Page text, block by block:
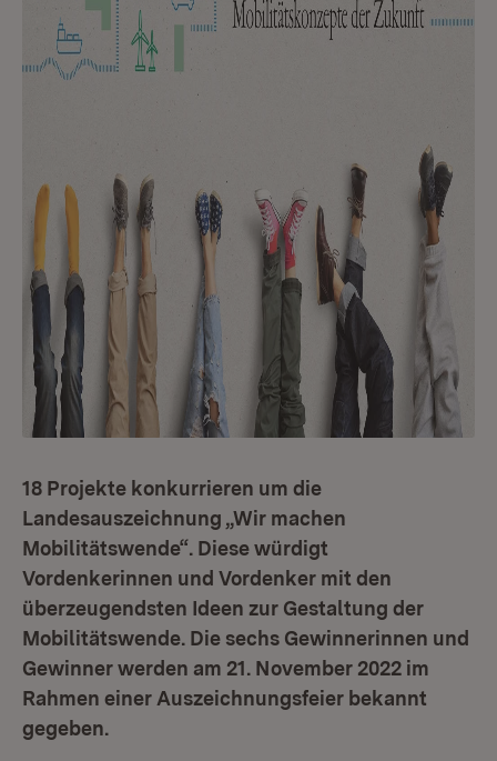
18 Projekte konkurrieren um die
Landesauszeichnung „Wir machen
Mobilitätswende“. Diese würdigt
Vordenkerinnen und Vordenker mit den
überzeugendsten Ideen zur Gestaltung der
Mobilitätswende. Die sechs Gewinnerinnen und
Gewinner werden am 21. November 2022 im
Rahmen einer Auszeichnungsfeier bekannt
gegeben.